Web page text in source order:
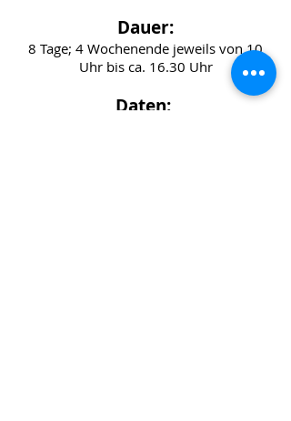
Dauer:
8 Tage; 4 Wochenende jeweils von 10
Uhr bis ca. 16.30 Uhr
Daten: